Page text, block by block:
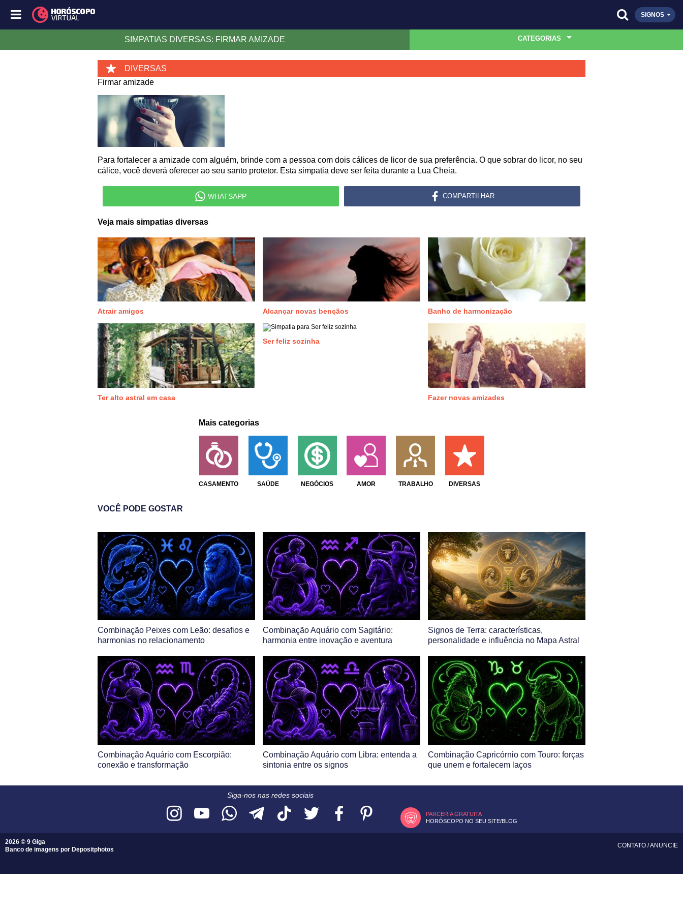
SIGNOS
SIMPATIAS DIVERSAS: FIRMAR AMIZADE CATEGORIAS
DIVERSAS
Firmar amizade
Para fortalecer a amizade com alguém, brinde com a pessoa com dois cálices de licor de sua preferência. O que sobrar do licor, no seu
cálice, você deverá oferecer ao seu santo protetor. Esta simpatia deve ser feita durante a Lua Cheia.
WHATSAPP COMPARTILHAR
Veja mais simpatias diversas
Atrair amigos Alcançar novas bençãos Banho de harmonização
Ter alto astral em casa
Ser feliz sozinha
Fazer novas amizades
Mais categorias
CASAMENTO SAÚDE NEGÓCIOS AMOR TRABALHO DIVERSAS
VOCÊ PODE GOSTAR
Combinação Peixes com Leão: desafios e
harmonias no relacionamento
Combinação Aquário com Sagitário:
harmonia entre inovação e aventura
Signos de Terra: características,
personalidade e influência no Mapa Astral
Combinação Aquário com Escorpião:
conexão e transformação
Combinação Aquário com Libra: entenda a
sintonia entre os signos
Combinação Capricórnio com Touro: forças
que unem e fortalecem laços
Siga-nos nas redes sociais
PARCERIA GRATUITA
HORÓSCOPO NO SEU SITE/BLOG
2026 © 9 Giga
Banco de imagens por Depositphotos
CONTATO /ANUNCIE